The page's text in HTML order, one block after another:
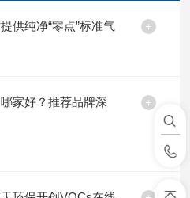
供纯净“零点”标准气
家好？推荐品牌深